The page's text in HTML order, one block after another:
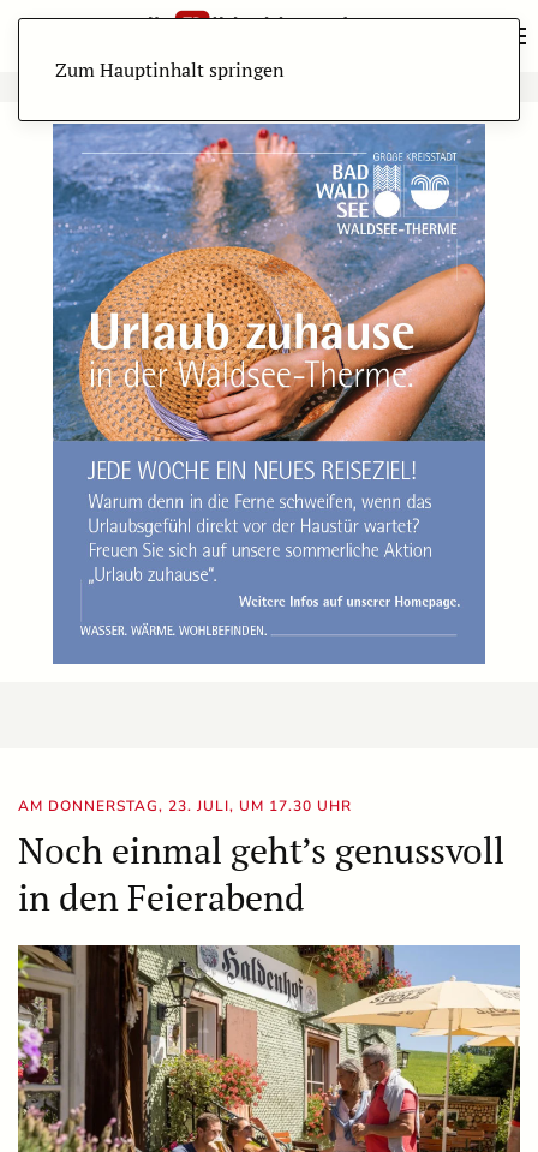
Zum Hauptinhalt springen
AM DONNERSTAG, 23. JULI, UM 17.30 UHR
Noch einmal geht’s genussvoll
in den Feierabend